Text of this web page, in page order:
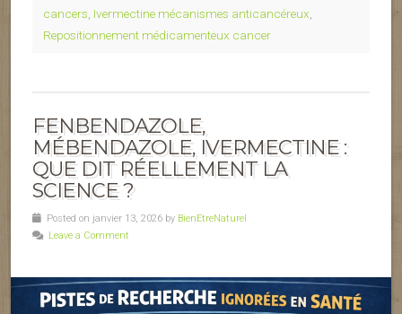
cancers Ivermectine mécanismes anticancéreux
Repositionnement médicamenteux cancer
FENBENDAZOLE,
MÉBENDAZOLE, IVERMECTINE :
QUE DIT RÉELLEMENT LA
SCIENCE ?
Posted on janvier 13, 2026 by BienEtreNaturel
Leave a Comment